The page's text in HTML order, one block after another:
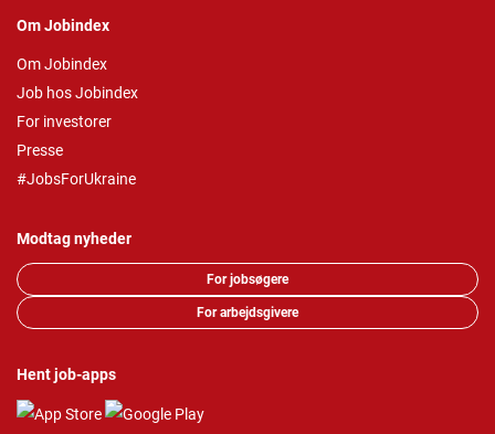
Om Jobindex
Om Jobindex
Job hos Jobindex
For investorer
Presse
#JobsForUkraine
Modtag nyheder
For jobsøgere
For arbejdsgivere
Hent job-apps